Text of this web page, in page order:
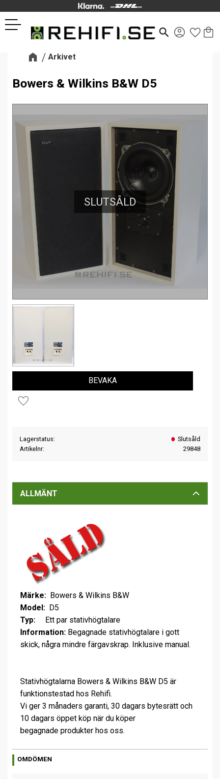
Meny
search
Arkivet
Bowers & Wilkins B&W D5
SLUTSÅLD
Lägg till i favoriter
BEVAKA
Lagerstatus
Slutsåld
Artikelnr
29848
ALLMÄNT
Märke: Bowers & Wilkins B&W
Model: D5
Typ:
Ett par stativhögtalare
Information: Begagnade stativhögtalare i gott
skick, några mindre färgavskrap. Inklusive manual.
Stativhögtalarna Bowers & Wilkins B&W D5 är
funktionstestad hos Rehifi.
Vi ger 3 månaders garanti, 30 dagars bytesrätt och
10 dagars öppet köp när du köper
begagnade produkter hos oss.
OMDÖMEN